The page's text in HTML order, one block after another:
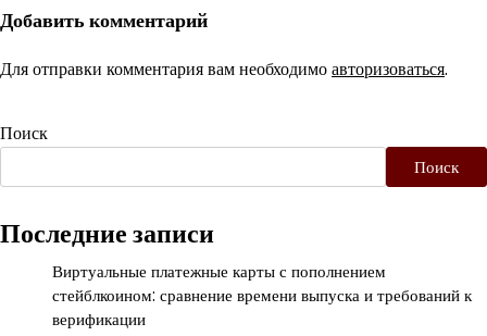
Добавить комментарий
Для отправки комментария вам необходимоавторизоваться.
Поиск
Поиск
Последние записи
Виртуальные платежные карты с пополнением
стейблкоином: сравнение времени выпуска и требований к
верификации